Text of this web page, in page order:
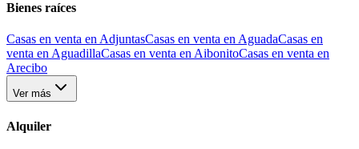
Bienes raíces
Casas en venta en AdjuntasCasas en venta en AguadaCasas en
venta en AguadillaCasas en venta en AibonitoCasas en venta en
Arecibo
Ver más
Alquiler